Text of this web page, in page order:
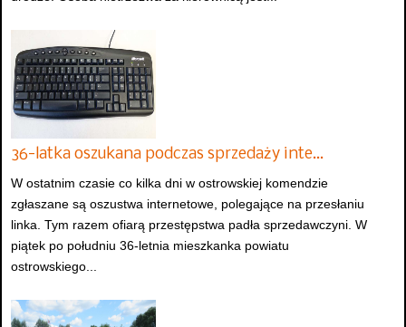
36-latka oszukana podczas sprzedaży inte…
W ostatnim czasie co kilka dni w ostrowskiej komendzie
zgłaszane są oszustwa internetowe, polegające na przesłaniu
linka. Tym razem ofiarą przestępstwa padła sprzedawczyni. W
piątek po południu 36-letnia mieszkanka powiatu
ostrowskiego...